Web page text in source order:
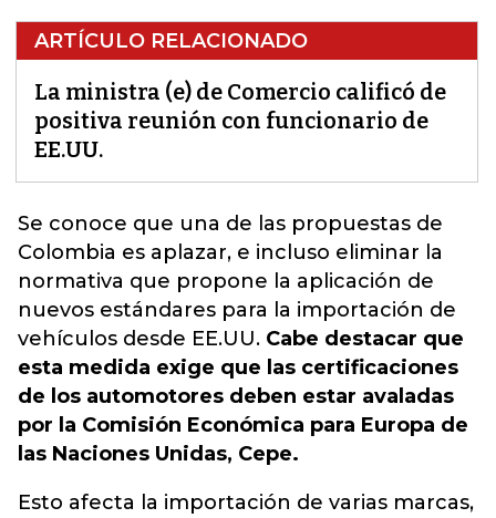
ARTÍCULO RELACIONADO
La ministra (e) de Comercio calificó de
positiva reunión con funcionario de
EE.UU.
Se conoce que una de las propuestas de
Colombia es aplazar, e incluso eliminar la
normativa que propone la aplicación de
nuevos estándares para la importación de
vehículos desde EE.UU. Cabe destacar que
esta medida exige que las certificaciones
de los automotores deben estar avaladas
por la Comisión Económica para Europa de
las Naciones Unidas, Cepe.
Esto afecta la importación de varias marcas,